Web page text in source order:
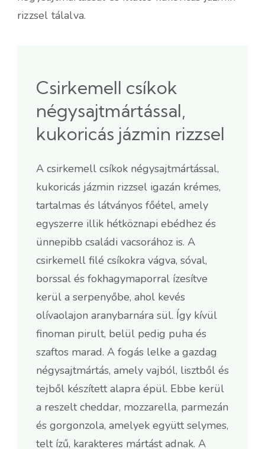
rizzsel tálalva.
Csirkemell csíkok
négysajtmártással,
kukoricás jázmin rizzsel
A csirkemell csíkok négysajtmártással,
kukoricás jázmin rizzsel igazán krémes,
tartalmas és látványos főétel, amely
egyszerre illik hétköznapi ebédhez és
ünnepibb családi vacsorához is. A
csirkemell filé csíkokra vágva, sóval,
borssal és fokhagymaporral ízesítve
kerül a serpenyőbe, ahol kevés
olívaolajon aranybarnára sül. Így kívül
finoman pirult, belül pedig puha és
szaftos marad. A fogás lelke a gazdag
négysajtmártás, amely vajból, lisztből és
tejből készített alapra épül. Ebbe kerül
a reszelt cheddar, mozzarella, parmezán
és gorgonzola, amelyek együtt selymes,
telt ízű, karakteres mártást adnak. A